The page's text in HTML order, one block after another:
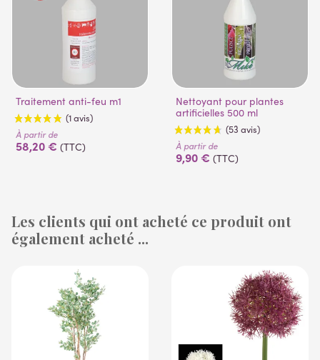
Traitement anti-feu m1
À partir de
58,20 € (TTC)
Nettoyant pour plantes
artificielles 500 ml
(53 avis)
À partir de
9,90 € (TTC)
Les clients qui ont acheté ce produit ont
également acheté ...